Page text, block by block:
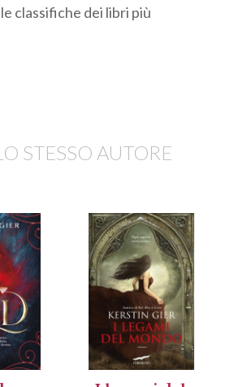
classifiche dei libri più
STESSO AUTORE